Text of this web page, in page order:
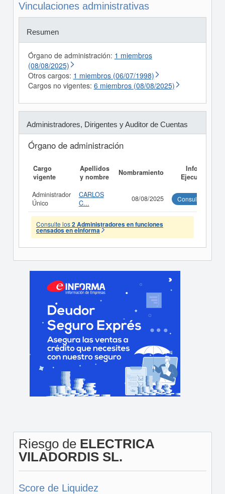
Vinculaciones administrativas
Resumen
Órgano de administración: 1 miembros
(08/08/2025)
Otros cargos: 1 miembros (06/07/1998)
Cargos no vigentes: 6 miembros (08/08/2025)
Administradores, Dirigentes y Auditor de Cuentas
Órgano de administración
Cargo
vigente
Apellidos
y nombre
Nombramiento
Informe
Ejecutivo
Administrador
Único
CARLOS
C...
08/08/2025 Consultar
Consulte los2 Administradores en funciones
censados en eInforma
Riesgo de ELECTRICA
VILADORDIS SL.
Score de Liquidez